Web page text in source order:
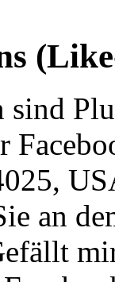
sind
an